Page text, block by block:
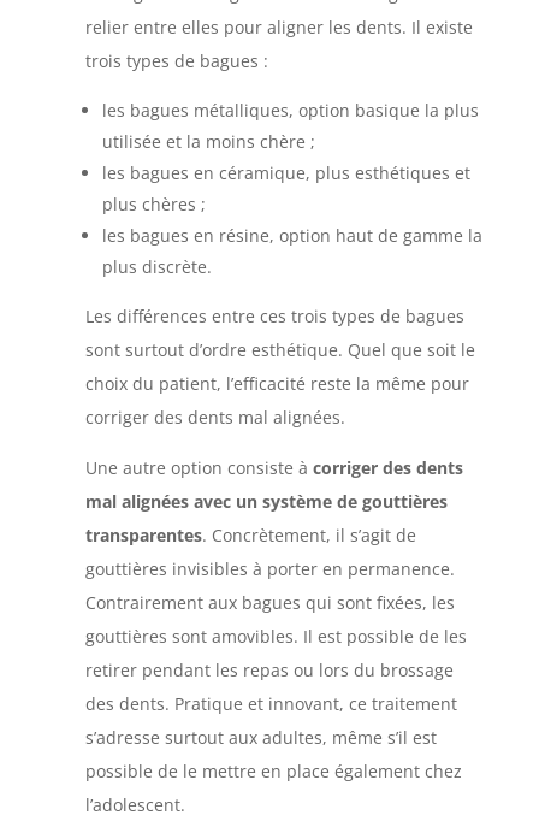
relier entre elles pour aligner les dents. Il existe
trois types de bagues :
les bagues métalliques, option basique la plus
utilisée et la moins chère ;
les bagues en céramique, plus esthétiques et
plus chères ;
les bagues en résine, option haut de gamme la
plus discrète.
Les différences entre ces trois types de bagues
sont surtout d’ordre esthétique. Quel que soit le
choix du patient, l’efficacité reste la même pour
corriger des dents mal alignées.
Une autre option consiste à corriger des dents
mal alignées avec un système de gouttières
transparentes. Concrètement, il s’agit de
gouttières invisibles à porter en permanence.
Contrairement aux bagues qui sont fixées, les
gouttières sont amovibles. Il est possible de les
retirer pendant les repas ou lors du brossage
des dents. Pratique et innovant, ce traitement
s’adresse surtout aux adultes, même s’il est
possible de le mettre en place également chez
l’adolescent.